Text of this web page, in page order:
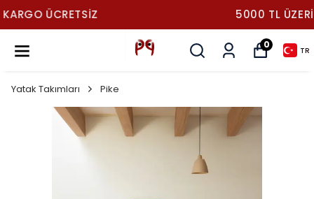
5000 TL ÜZERI KARGO ÜCRETSIZ
0
TR
Yatak Takımları Pike